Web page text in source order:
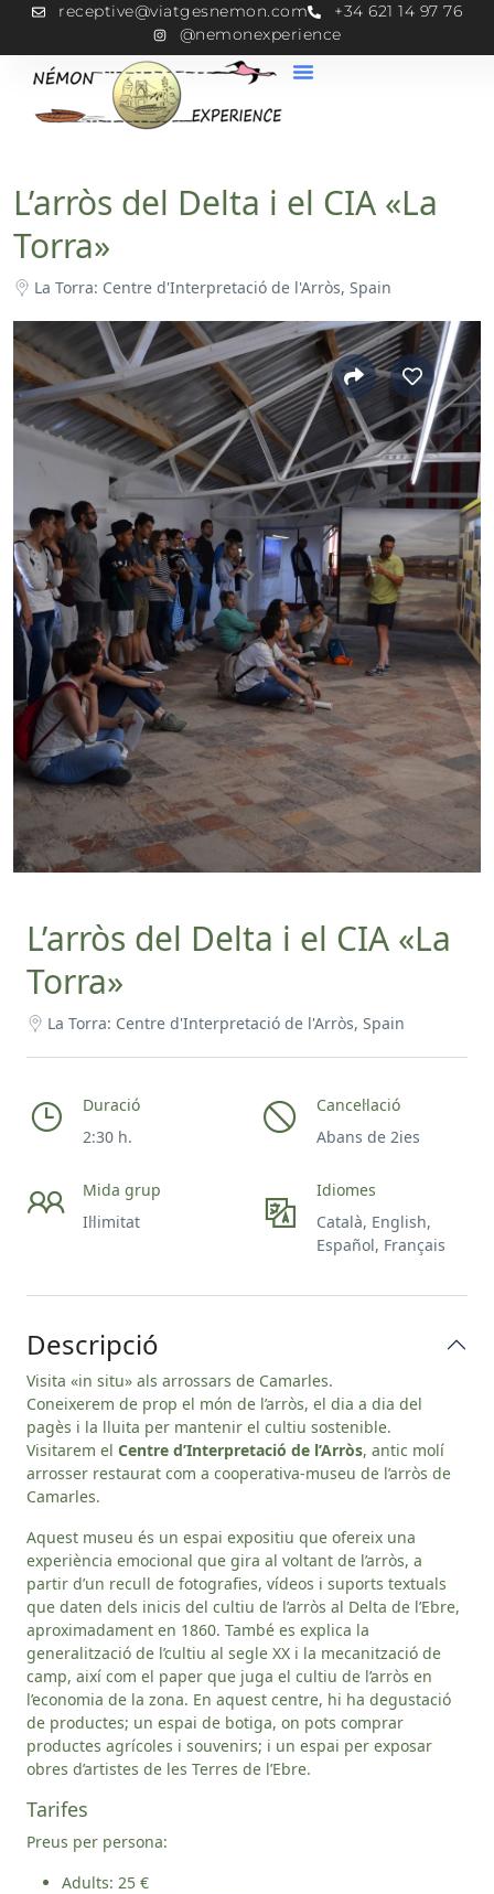
receptive@viatgesnemon.com
+34 621 14 97 76
@nemonexperience
L’arròs del Delta i el CIA «La
Torra»
La Torra: Centre d'Interpretació de l'Arròs, Spain
L’arròs del Delta i el CIA «La
Torra»
La Torra: Centre d'Interpretació de l'Arròs, Spain
Duració
2:30 h.
Cancel·lació
Abans de 2ies
Mida grup
Il·limitat
Idiomes
Català, English,
Español, Français
Descripció
Visita «in situ» als arrossars de Camarles.
Coneixerem de prop el món de l’arròs, el dia a dia del
pagès i la lluita per mantenir el cultiu sostenible.
Visitarem el Centre d’Interpretació de l’Arròs, antic molí
arrosser restaurat com a cooperativa-museu de l’arròs de
Camarles.
Aquest museu és un espai expositiu que ofereix una
experiència emocional que gira al voltant de l’arròs, a
partir d’un recull de fotografies, vídeos i suports textuals
que daten dels inicis del cultiu de l’arròs al Delta de l’Ebre,
aproximadament en 1860. També es explica la
generalització de l’cultiu al segle XX i la mecanització de
camp, així com el paper que juga el cultiu de l’arròs en
l’economia de la zona. En aquest centre, hi ha degustació
de productes; un espai de botiga, on pots comprar
productes agrícoles i souvenirs; i un espai per exposar
obres d’artistes de les Terres de l’Ebre.
Tarifes
Preus per persona:
Adults: 25 €